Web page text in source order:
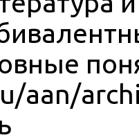
aan/